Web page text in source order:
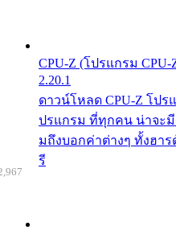
CPU-Z (โปรแกรม
2.20.1
ดาวน์โหลด CPU-Z โปร
ปรแกรม ที่ทุกคน น่าจะมี
มถึงบอกค่าต่างๆ ทั้งฮา
รี